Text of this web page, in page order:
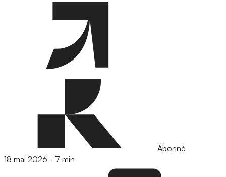
Abonné
18 mai 2026 - 7 min